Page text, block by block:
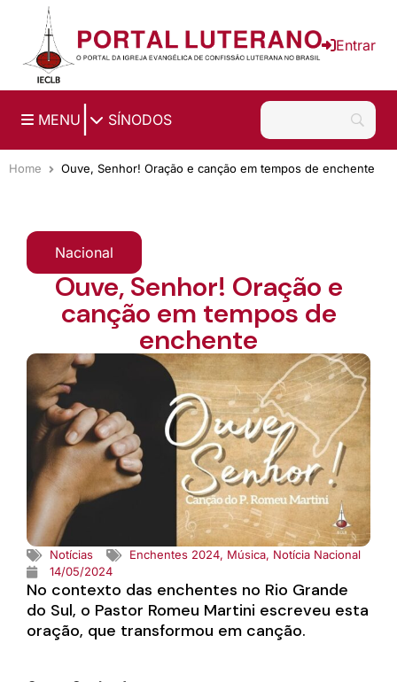
Ir para o conteúdo principal
Entrar
MENU SÍNODOS
Home Ouve, Senhor! Oração e canção em tempos de enchente
Nacional
Ouve, Senhor! Oração e
canção em tempos de
enchente
Notícias Enchentes 2024, Música, Notícia Nacional
14/05/2024
No contexto das enchentes no Rio Grande
do Sul, o Pastor Romeu Martini escreveu esta
oração, que transformou em canção.